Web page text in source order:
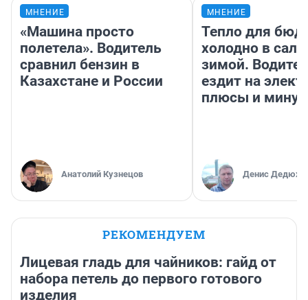
МНЕНИЕ
«Машина просто
полетела». Водитель
сравнил бензин в
Казахстане и России
Анатолий Кузнецов
МНЕНИЕ
Тепло для
холодно в
зимой.
ездит на
плюсы и
Денис
РЕКОМЕНДУЕМ
Лицевая гладь для чайников: гайд от
набора петель до первого готового
изделия